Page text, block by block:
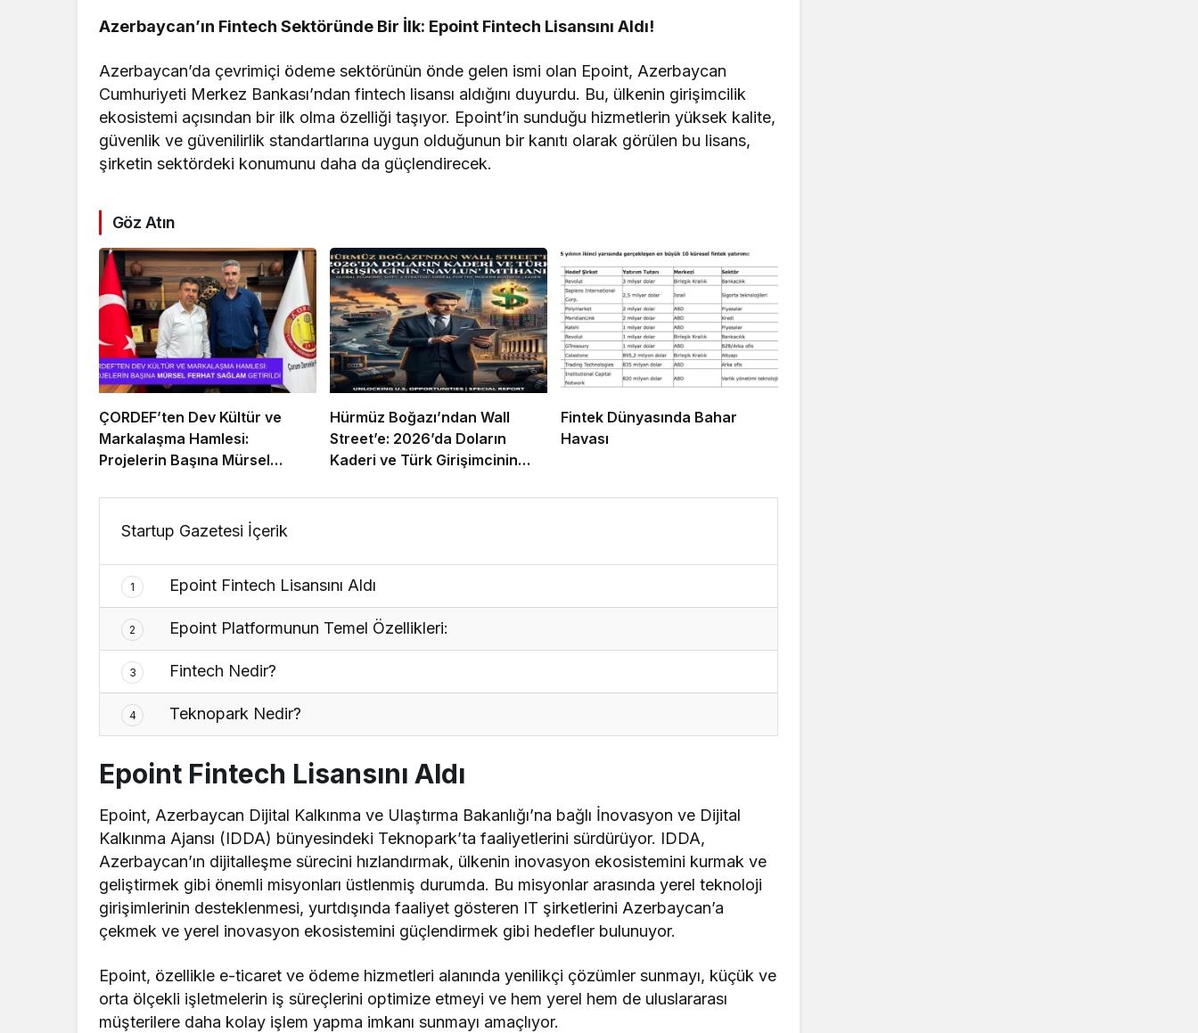
Azerbaycan’ın Fintech Sektöründe Bir İlk: Epoint Fintech Lisansını Aldı!
Azerbaycan’da çevrimiçi ödeme sektörünün önde gelen ismi olan Epoint, Azerbaycan
Cumhuriyeti Merkez Bankası’ndan fintech lisansı aldığını duyurdu. Bu, ülkenin girişimcilik
ekosistemi açısından bir ilk olma özelliği taşıyor. Epoint’in sunduğu hizmetlerin yüksek kalite,
güvenlik ve güvenilirlik standartlarına uygun olduğunun bir kanıtı olarak görülen bu lisans,
şirketin sektördeki konumunu daha da güçlendirecek.
Göz Atın
ÇORDEF’ten Dev Kültür ve
Markalaşma Hamlesi:
Projelerin Başına Mürsel
Hürmüz Boğazı’ndan Wall
Street’e: 2026’da Doların
Kaderi ve Türk Girişimcinin
Fintek Dünyasında Bahar
Havası
Startup Gazetesi İçerik
1 Epoint Fintech Lisansını Aldı
2 Epoint Platformunun Temel Özellikleri:
3 Fintech Nedir?
4 Teknopark Nedir?
Epoint Fintech Lisansını Aldı
Epoint, Azerbaycan Dijital Kalkınma ve Ulaştırma Bakanlığı’na bağlı İnovasyon ve Dijital
Kalkınma Ajansı (IDDA) bünyesindeki Teknopark’ta faaliyetlerini sürdürüyor. IDDA,
Azerbaycan’ın dijitalleşme sürecini hızlandırmak, ülkenin inovasyon ekosistemini kurmak ve
geliştirmek gibi önemli misyonları üstlenmiş durumda. Bu misyonlar arasında yerel teknoloji
girişimlerinin desteklenmesi, yurtdışında faaliyet gösteren IT şirketlerini Azerbaycan’a
çekmek ve yerel inovasyon ekosistemini güçlendirmek gibi hedefler bulunuyor.
Epoint, özellikle e-ticaret ve ödeme hizmetleri alanında yenilikçi çözümler sunmayı, küçük ve
orta ölçekli işletmelerin iş süreçlerini optimize etmeyi ve hem yerel hem de uluslararası
müşterilere daha kolay işlem yapma imkanı sunmayı amaçlıyor.